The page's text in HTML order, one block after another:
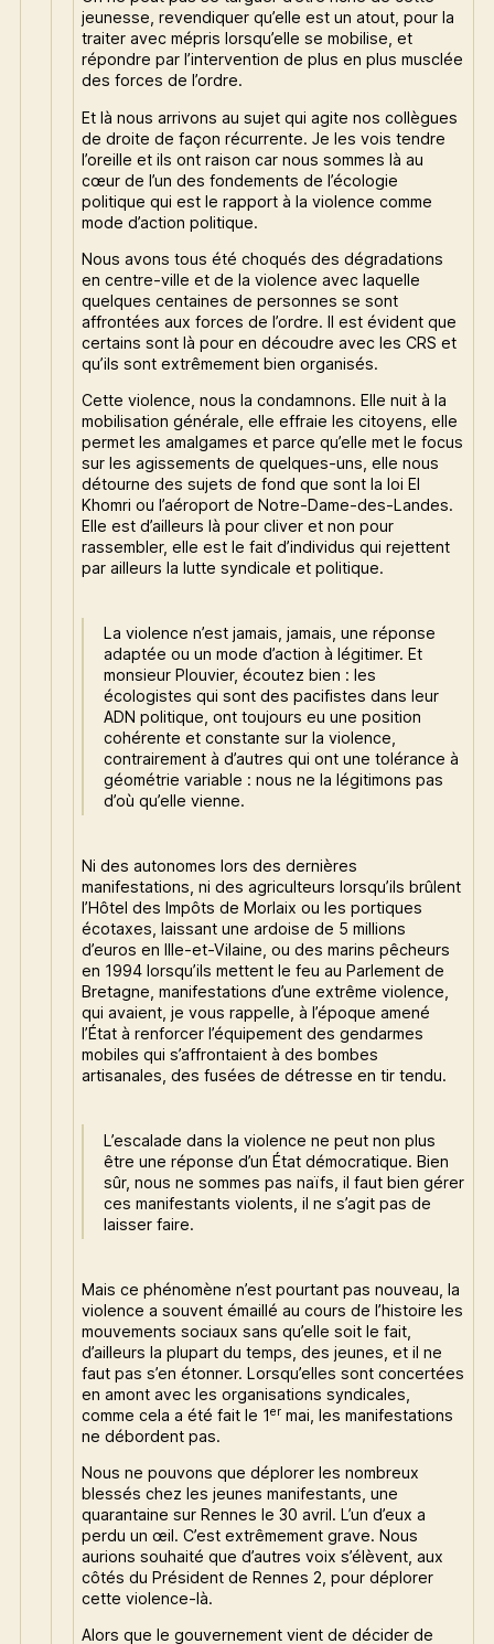
jeunesse, revendiquer qu’elle est un atout, pour la
traiter avec mépris lorsqu’elle se mobilise, et
répondre par l’intervention de plus en plus musclée
des forces de l’ordre.
Et là nous arrivons au sujet qui agite nos collègues
de droite de façon récurrente. Je les vois tendre
l’oreille et ils ont raison car nous sommes là au
cœur de l’un des fondements de l’écologie
politique qui est le rapport à la violence comme
mode d’action politique.
Nous avons tous été choqués des dégradations
en centre-ville et de la violence avec laquelle
quelques centaines de personnes se sont
affrontées aux forces de l’ordre. Il est évident que
certains sont là pour en découdre avec les CRS et
qu’ils sont extrêmement bien organisés.
Cette violence, nous la condamnons. Elle nuit à la
mobilisation générale, elle effraie les citoyens, elle
permet les amalgames et parce qu’elle met le focus
sur les agissements de quelques-uns, elle nous
détourne des sujets de fond que sont la loi El
Khomri ou l’aéroport de Notre-Dame-des-Landes.
Elle est d’ailleurs là pour cliver et non pour
rassembler, elle est le fait d’individus qui rejettent
par ailleurs la lutte syndicale et politique.
La violence n’est jamais, jamais, une réponse
adaptée ou un mode d’action à légitimer. Et
monsieur Plouvier, écoutez bien : les
écologistes qui sont des pacifistes dans leur
ADN politique, ont toujours eu une position
cohérente et constante sur la violence,
contrairement à d’autres qui ont une tolérance à
géométrie variable : nous ne la légitimons pas
d’où qu’elle vienne.
Ni des autonomes lors des dernières
manifestations, ni des agriculteurs lorsqu’ils brûlent
l’Hôtel des Impôts de Morlaix ou les portiques
écotaxes, laissant une ardoise de 5 millions
d’euros en Ille-et-Vilaine, ou des marins pêcheurs
en 1994 lorsqu’ils mettent le feu au Parlement de
Bretagne, manifestations d’une extrême violence,
qui avaient, je vous rappelle, à l’époque amené
l’État à renforcer l’équipement des gendarmes
mobiles qui s’affrontaient à des bombes
artisanales, des fusées de détresse en tir tendu.
L’escalade dans la violence ne peut non plus
être une réponse d’un État démocratique. Bien
sûr, nous ne sommes pas naïfs, il faut bien gérer
ces manifestants violents, il ne s’agit pas de
laisser faire.
Mais ce phénomène n’est pourtant pas nouveau, la
violence a souvent émaillé au cours de l’histoire les
mouvements sociaux sans qu’elle soit le fait,
d’ailleurs la plupart du temps, des jeunes, et il ne
faut pas s’en étonner. Lorsqu’elles sont concertées
en amont avec les organisations syndicales,
comme cela a été fait le 1er mai, les manifestations
ne débordent pas.
Nous ne pouvons que déplorer les nombreux
blessés chez les jeunes manifestants, une
quarantaine sur Rennes le 30 avril. L’un d’eux a
perdu un œil. C’est extrêmement grave. Nous
aurions souhaité que d’autres voix s’élèvent, aux
côtés du Président de Rennes 2, pour déplorer
cette violence-là.
Alors que le gouvernement vient de décider de